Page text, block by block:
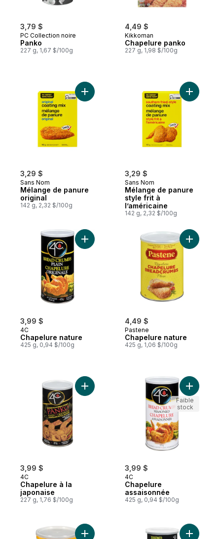
3,79 $
PC Collection noire
Panko
227 g, 1,67 $/100g
4,49 $
Kikkoman
Chapelure panko
227 g, 1,98 $/100g
3,29 $
Sans Nom
Mélange de panure
original
142 g, 2,32 $/100g
Ajouter Mélange de panure original au
3,29 $
Sans Nom
Mélange de panure
style frit à
l’américaine
142 g, 2,32 $/100g
Ajouter
3,99 $
4C
Chapelure nature
425 g, 0,94 $/100g
Ajouter Chapelure nature au panier
4,49 $
Pastene
Chapelure nature
425 g, 1,06 $/100g
Ajouter
3,99 $
4C
Chapelure à la
japonaise
227 g, 1,76 $/100g
Ajouter Chapelure à la japonaise au
3,99 $
4C
Chapelure
assaisonnée
425 g, 0,94 $/100g
Ajouter
Faible
stock
Ajouter Chapelure de Panko nature au
Ajouter